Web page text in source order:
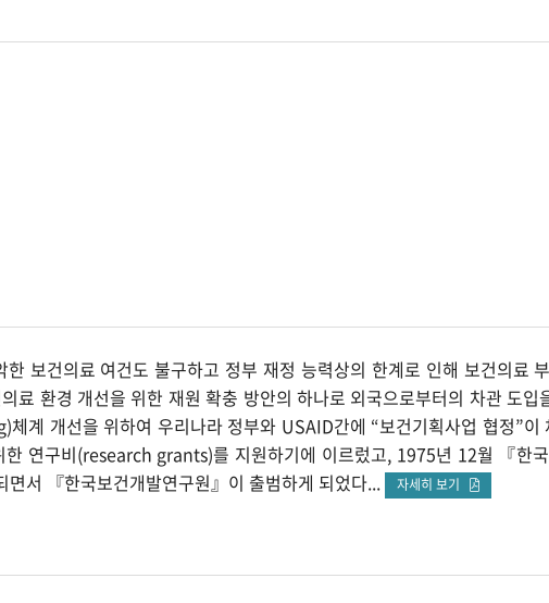
보건의료 여건도 불구하고 정부 재정 능력상의 한계로 인해 보건의료
료 환경 개선을 위한 재원 확충 방안의 하나로 외국으로부터의 차관 도
계 개선을 위하여 우리나라 정부와 USAID간에 “보건기획사업 협정”이
연구비(research grants)를 지원하기에 이르렀고, 1975년 12월 『한
서 『한국보건개발연구원』이 출범하게 되었다...
자세히 보기